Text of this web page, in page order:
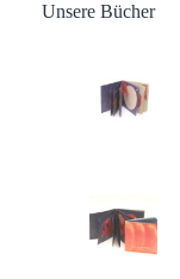
Unsere Bücher